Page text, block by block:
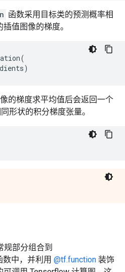
函数采用目标类的预测概率相
值图像的梯度。
(
)
的梯度求平均值后会返回一个
形状的积分梯度张量。
规部分组合到
数中，并利用 @tf.function 装饰